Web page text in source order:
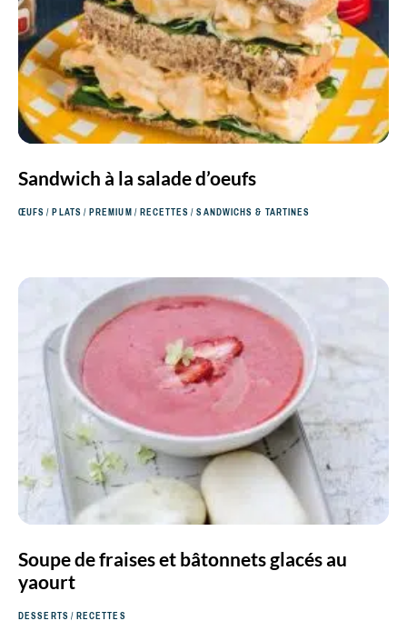
Sandwich à la salade d’oeufs
ŒUFS/PLATS/PREMIUM/RECETTES/SANDWICHS & TARTINES
Soupe de fraises et bâtonnets glacés au
yaourt
DESSERTS/RECETTES